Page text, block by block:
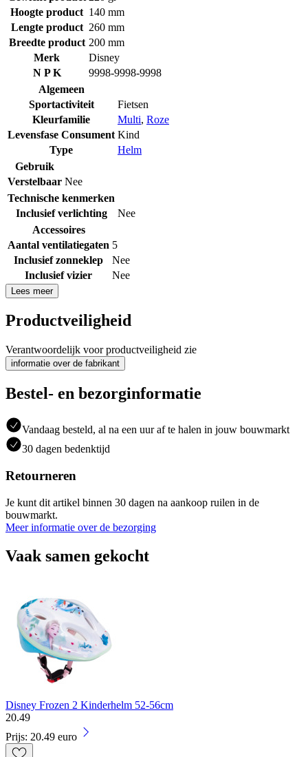
Hoogte product 140 mm
Lengte product 260 mm
Breedte product 200 mm
Merk
Disney
N P K
9998-9998-9998
Algemeen
Sportactiviteit
Fietsen
Kleurfamilie
Multi, Roze
Levensfase Consument Kind
Type
Helm
Gebruik
Verstelbaar Nee
Technische kenmerken
Inclusief verlichting
Nee
Accessoires
Aantal ventilatiegaten 5
Inclusief zonneklep
Nee
Inclusief vizier
Nee
Lees meer
Productveiligheid
Verantwoordelijk voor productveiligheid zie
informatie over de fabrikant
Bestel- en bezorginformatie
Vandaag besteld, al na een uur af te halen in jouw bouwmarkt
30 dagen bedenktijd
Retourneren
Je kunt dit artikel binnen 30 dagen na aankoop ruilen in de
bouwmarkt.
Meer informatie over de bezorging
Vaak samen gekocht
Disney Frozen 2 Kinderhelm 52-56cm
20.49
Prijs: 20.49 euro